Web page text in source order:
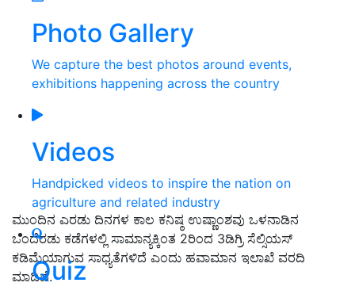
Photo Gallery
We capture the best photos around events,
exhibitions happening across the country
Videos
Handpicked videos to inspire the nation on
agriculture and related industry
Quiz
ಮುಂದಿನ ಎರಡು ದಿನಗಳ ಕಾಲ ಕನಿಷ್ಠ ಉಷ್ಣಾಂಶವು ಒಳನಾಡಿನ
ಒಂದೆರಡು ಕಡೆಗಳಲ್ಲಿ ಸಾಮಾನ್ಯಕ್ಕಿಂತ 2ರಿಂದ 3ಡಿಗ್ರಿ ಸೆಲ್ಸಿಯಸ್‌
ಕಡಿಮೆಯಾಗುವ ಸಾಧ್ಯತೆಗಳಿದೆ ಎಂದು ಹವಾಮಾನ ಇಲಾಖೆ ವರದಿ
ಮಾಡಿದೆ.